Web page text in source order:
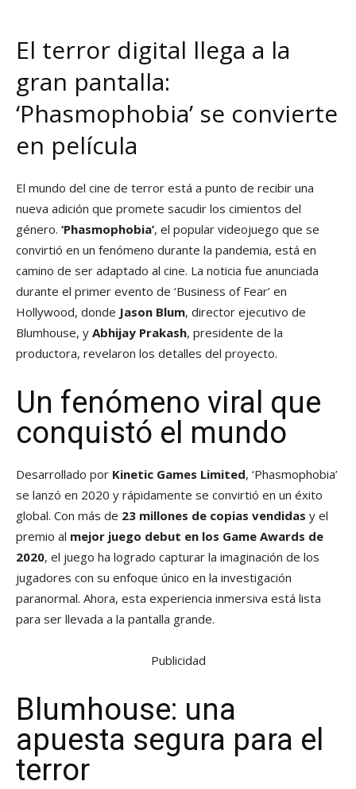
El terror digital llega a la
gran pantalla:
‘Phasmophobia’ se convierte
en película
El mundo del cine de terror está a punto de recibir una
nueva adición que promete sacudir los cimientos del
género. ‘Phasmophobia’, el popular videojuego que se
convirtió en un fenómeno durante la pandemia, está en
camino de ser adaptado al cine. La noticia fue anunciada
durante el primer evento de ‘Business of Fear’ en
Hollywood, donde Jason Blum, director ejecutivo de
Blumhouse, y Abhijay Prakash, presidente de la
productora, revelaron los detalles del proyecto.
Un fenómeno viral que
conquistó el mundo
Desarrollado por Kinetic Games Limited, ‘Phasmophobia’
se lanzó en 2020 y rápidamente se convirtió en un éxito
global. Con más de 23 millones de copias vendidas y el
premio al mejor juego debut en los Game Awards de
2020, el juego ha logrado capturar la imaginación de los
jugadores con su enfoque único en la investigación
paranormal. Ahora, esta experiencia inmersiva está lista
para ser llevada a la pantalla grande.
Publicidad
Blumhouse: una
apuesta segura para el
terror